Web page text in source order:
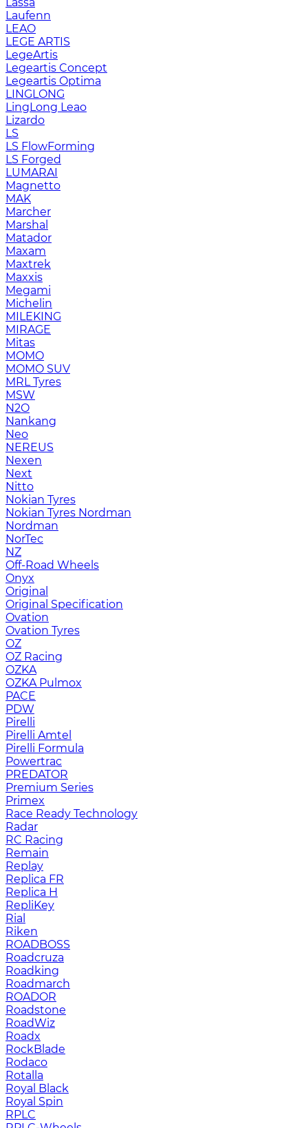
Laufenn
LEAO
LEGE ARTIS
LegeArtis
Legeartis Concept
Legeartis Optima
LINGLONG
LingLong Leao
Lizardo
LS
LS FlowForming
LS Forged
LUMARAI
Magnetto
MAK
Marcher
Marshal
Matador
Maxam
Maxtrek
Maxxis
Megami
Michelin
MILEKING
MIRAGE
Mitas
MOMO
MOMO SUV
MRL Tyres
MSW
N2O
Nankang
Neo
NEREUS
Nexen
Next
Nitto
Nokian Tyres
Nokian Tyres Nordman
Nordman
NorTec
NZ
Off-Road Wheels
Onyx
Original
Original Specification
Ovation
Ovation Tyres
OZ
OZ Racing
OZKA
OZKA Pulmox
PACE
PDW
Pirelli
Pirelli Amtel
Pirelli Formula
Powertrac
PREDATOR
Premium Series
Primex
Race Ready Technology
Radar
RC Racing
Remain
Replay
Replica FR
Replica H
RepliKey
Rial
Riken
ROADBOSS
Roadcruza
Roadking
Roadmarch
ROADOR
Roadstone
RoadWiz
Roadx
RockBlade
Rodaco
Rotalla
Royal Black
Royal Spin
RPLC